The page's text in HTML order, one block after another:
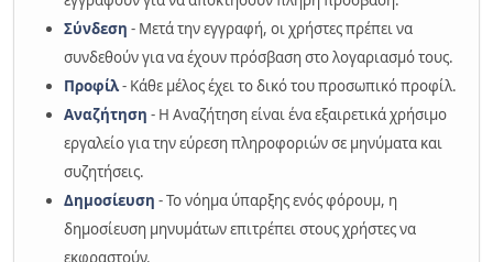
Σύνδεση - Μετά την εγγραφή, οι χρήστες πρέπει να
συνδεθούν για να έχουν πρόσβαση στο λογαριασμό τους.
Προφίλ- Κάθε μέλος έχει το δικό του προσωπικό προφίλ.
Αναζήτηση - Η Αναζήτηση είναι ένα εξαιρετικά χρήσιμο
εργαλείο για την εύρεση πληροφοριών σε μηνύματα και
συζητήσεις.
Δημοσίευση - Το νόημα ύπαρξης ενός φόρουμ, η
δημοσίευση μηνυμάτων επιτρέπει στους χρήστες να
εκφραστούν.